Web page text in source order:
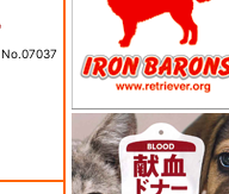
No.07037